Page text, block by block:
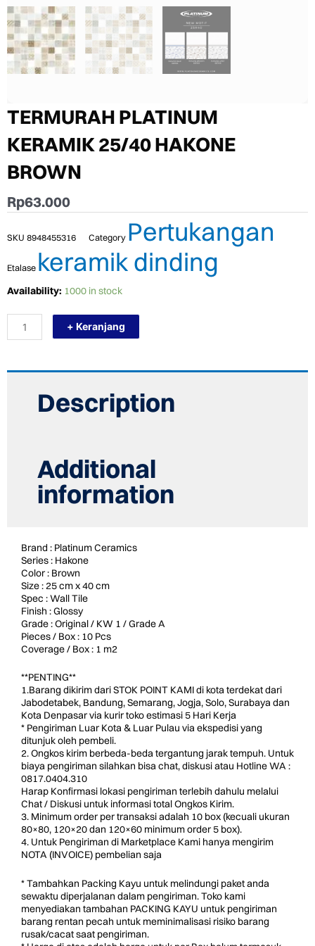
TERMURAH PLATINUM
KERAMIK 25/40 HAKONE
BROWN
Rp63.000
SKU 8948455316 Category Pertukangan
Etalase keramik dinding
Availability: 1000 in stock
TERMURAH
KERAMIK
25/40
HAKONE
+ Keranjang
Description
Additional
information
Brand : Platinum Ceramics
Series : Hakone
Color : Brown
Size : 25 cm x 40 cm
Spec : Wall Tile
Finish : Glossy
Grade : Original / KW 1 / Grade A
Pieces / Box : 10 Pcs
Coverage / Box : 1 m2
**PENTING**
1.Barang dikirim dari STOK POINT KAMI di kota terdekat dari
Jabodetabek, Bandung, Semarang, Jogja, Solo, Surabaya dan
Kota Denpasar via kurir toko estimasi 5 Hari Kerja
* Pengiriman Luar Kota & Luar Pulau via ekspedisi yang
ditunjuk oleh pembeli.
2. Ongkos kirim berbeda-beda tergantung jarak tempuh. Untuk
biaya pengiriman silahkan bisa chat, diskusi atau Hotline WA :
0817.0404.310
Harap Konfirmasi lokasi pengiriman terlebih dahulu melalui
Chat / Diskusi untuk informasi total Ongkos Kirim.
3. Minimum order per transaksi adalah 10 box (kecuali ukuran
80×80, 120×20 dan 120×60 minimum order 5 box).
4. Untuk Pengiriman di Marketplace Kami hanya mengirim
NOTA (INVOICE) pembelian saja
* Tambahkan Packing Kayu untuk melindungi paket anda
sewaktu diperjalanan dalam pengiriman. Toko kami
menyediakan tambahan PACKING KAYU untuk pengiriman
barang rentan pecah untuk meminimalisasi risiko barang
rusak/cacat saat pengiriman.